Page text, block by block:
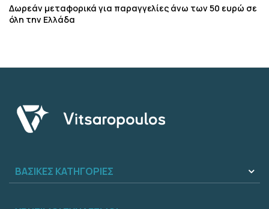
Δωρεάν μεταφορικά για παραγγελίες άνω των 50 ευρώ σε
όλη την Ελλάδα
ΒΑΣΙΚΕΣ ΚΑΤΗΓΟΡΙΕΣ